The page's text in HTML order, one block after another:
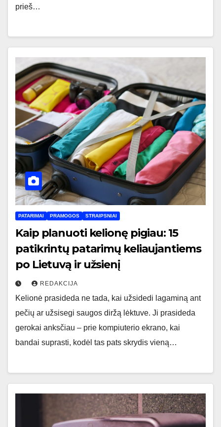
prieš…
PATARIMAI PRAMOGOS STRAIPSNIAI
Kaip planuoti kelionę pigiau: 15
patikrintų patarimų keliaujantiems
po Lietuvą ir užsienį
REDAKCIJA
Kelionė prasideda ne tada, kai užsidedi lagaminą ant
pečių ar užsisegi saugos diržą lėktuve. Ji prasideda
gerokai anksčiau – prie kompiuterio ekrano, kai
bandai suprasti, kodėl tas pats skrydis vieną…